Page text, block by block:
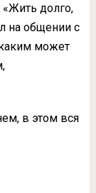
«Жить долго,
на общении с
может
в этом вся